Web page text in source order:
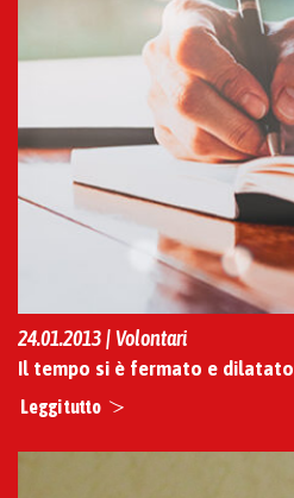
24.01.2013 | Volontari
Il tempo si è fermato e dilatato
Leggi tutto